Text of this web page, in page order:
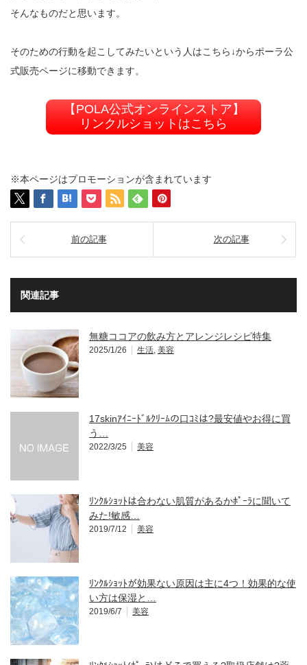
そんなものだと思います。
そのための行動を起こしてみたいという人はこちら↓からポーラ公
式販売ページに移動できます。
【POLA公式オンラインストア】
リンクルショットはこちら
※本ページはプロモーションが含まれています
前の記事 次の記事
関連記事
無糖ココアの飲み方とアレンジレシピ特集
2025/1/26 生活 美容
17skinｱｲﾆｰﾄﾞﾙｸﾘｰﾑの口ｺﾐは?最安値やお得に買
う…
2022/3/25 美容
ﾘﾝｸﾙｼｮｯﾄは合わない肌質があるかﾎﾟｰﾗに聞いて
みた!敏感…
2019/7/12 美容
ﾘﾝｸﾙｼｮｯﾄが効果ない原因は主に4つ！効果的な使
い方は保湿と…
2019/6/7 美容